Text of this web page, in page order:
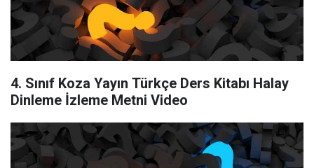
4. Sınıf Koza Yayın Türkçe Ders Kitabı Halay
Dinleme İzleme Metni Video